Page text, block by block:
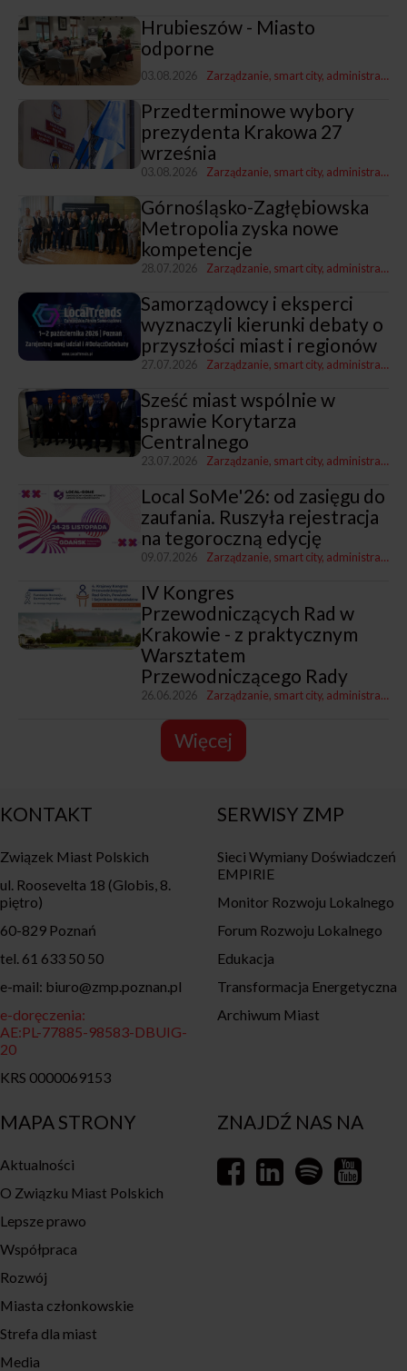
Hrubieszów - Miasto
odporne
03.08.2026 Zarządzanie, smart city, administracja
Przedterminowe wybory
prezydenta Krakowa 27
września
03.08.2026 Zarządzanie, smart city, administracja
Górnośląsko-Zagłębiowska
Metropolia zyska nowe
kompetencje
28.07.2026 Zarządzanie, smart city, administracja
Samorządowcy i eksperci
wyznaczyli kierunki debaty o
przyszłości miast i regionów
27.07.2026 Zarządzanie, smart city, administracja
Sześć miast wspólnie w
sprawie Korytarza
Centralnego
23.07.2026 Zarządzanie, smart city, administracja
Local SoMe'26: od zasięgu do
zaufania. Ruszyła rejestracja
na tegoroczną edycję
09.07.2026 Zarządzanie, smart city, administracja
IV Kongres
Przewodniczących Rad w
Krakowie - z praktycznym
Warsztatem
Przewodniczącego Rady
26.06.2026 Zarządzanie, smart city, administracja
Więcej
MAPA STRONY
Aktualności
O Związku Miast Polskich
Lepsze prawo
Współpraca
Rozwój
Miasta członkowskie
Strefa dla miast
Media
KONTAKT
Związek Miast Polskich
ul. Roosevelta 18 (Globis, 8.
piętro)
60-829 Poznań
tel. 61 633 50 50
e-mail: biuro@zmp.poznan.pl
e-doręczenia:
AE:PL-77885-98583-DBUIG-
20
KRS 0000069153
SERWISY ZMP
Sieci Wymiany Doświadczeń
EMPIRIE
Monitor Rozwoju Lokalnego
Forum Rozwoju Lokalnego
Edukacja
Transformacja Energetyczna
Archiwum Miast
ZNAJDŹ NAS NA